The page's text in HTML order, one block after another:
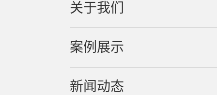
关于我们
案例展示
新闻动态